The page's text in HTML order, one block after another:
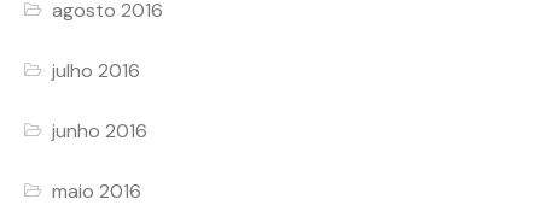
agosto 2016
julho 2016
junho 2016
maio 2016